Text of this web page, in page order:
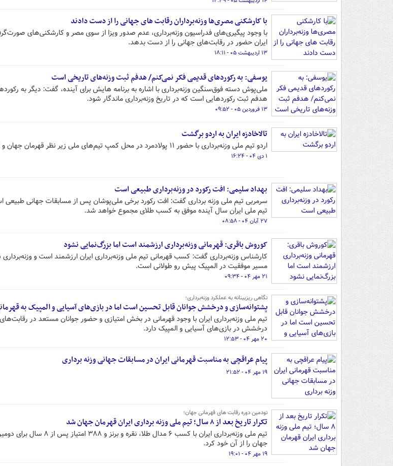
با کارشکنی مصری‌ها وزنه‌برداران رقابت های جهانی را از دست دادند
با وجود پیگیری‌های فدراسیون وزنه‌برداری، عدم صدور ویزا از سوی مصر و کارشکنی‌های
ایران حضور در رقابت‌های جهانی را از دست بدهد.
۱۳ اردیبهشت ۰۵ - ۱۸:۱۱
یوسفی: به رکوردهای قدیمی فکر نمی‌کنم/ هدفم ثبت وزنه‌های تاریخی است
ملی‌پوش دسته فوق‌سنگین وزنه‌برداری با اشاره به برنامه هایش برای آینده، گفت: دیگر به
هدفم ثبت رکوردهایی است که در تاریخ وزنه‌برداری ماندگار شود.
۱۳ فروردین ۰۵ - ۰۹:۵۲
تالاخادزه ایران به اردو برگشت
اردو تیم ملی وزنه‌برداری با حضور ۱۱ پولادمرد در محل کمپ تیم‌های ملی زیر نظر قهرمان جهان و المپیک برگزار می‌شود.
۱ دی ۰۴ - ۱۶:۲۴
بهداد سلیمی: افت رکورد در وزنه‌برداری طبیعی است
سرمربی تیم ملی وزنه برداری گفت: افت رکورد برخی ملی‌پوشان پس از مسابقات جهانی طبیعی
تیم ملی ایران سال آینده موفق به کسب طلای مجموع خواهد شد.
۲۷ آبان ۰۴ - ۰۸:۵۸
کوروش باقری: قهرمانی وزنه‌برداری ارزشمند است اما بزرگ‌نمایی نشود
کارشناس وزنه‌برداری گفت: کسب قهرمانی تیم ملی وزنه‌برداری ایران ارزشمند است و وزنه‌برداری
مسیر موفقیت در المپیک پیش رو طولانی است.
۲۱ مهر ۰۴ - ۰۹:۳۴
نگاهی ریزبینانه به عملکرد وزنه‌برداری؛
پشتوانه‌سازی و درخشش جوانان قابل تحسین است اما در بازی‌های آسیایی و المپیک به
تیم ملی وزنه‌برداری ایران با وجود قهرمانی در بخش امتیازی و حضور جوانان مستعد در رقابت‌های
درخشش در بازی‌های آسیایی و المپیک دارد.
۲۰ مهر ۰۴ - ۱۲:۵۳
پیام عراقچی به مناسبت قهرمانی ایران در مسابقات جهانی وزنه برداری
۱۹ مهر ۰۴ - ۲۱:۵۲
نودمین دوره رقابت های قهرمانی جهان؛
تکرار تاریخ بعد از ۸ سال؛ تیم ملی وزنه برداری ایران قهرمان جهان شد
تیم ملی وزنه‌برداری ایران با کسب ۶
جهان را از آن خود کرد.
۱۹ مهر ۰۴ - ۱۹:۰۱